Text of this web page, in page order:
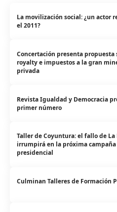
La movilización social: ¿un actor
el 2011?
Concertación presenta propuesta
royalty e impuestos a la gran
privada
Revista Igualdad y Democracia
primer número
Taller de Coyuntura: el fallo de La
irrumpirá en la próxima campaña
presidencial
Culminan Talleres de Formación